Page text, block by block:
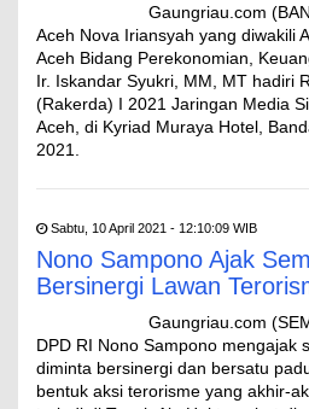
Gaungriau.com
Aceh Nova Iriansyah yang diwakili
Aceh Bidang Perekonomian,
Ir. Iskandar Syukri, MM, MT hadiri
(Rakerda) I 2021 Jaringan Media
Aceh, di Kyriad Muraya Hotel,
2021.
Sabtu, 10 April 2021 - 12:10:09 WIB
Nono Sampono Ajak
Bersinergi Lawan
Gaungriau.com
DPD RI Nono Sampono mengajak
diminta bersinergi dan bersatu
bentuk aksi terorisme yang akhir-